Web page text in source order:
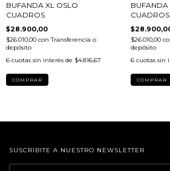
BUFANDA XL OSLO
CUADROS
$28.900,00
$26.010,00 con Transferencia o
depósito
6 cuotas sin interés de $4.816,67
BUFANDA
CUADROS
$26.010,00
depósito
6 cuotas sin
SUSCRIBITE A NUESTRO NEWSLETTER